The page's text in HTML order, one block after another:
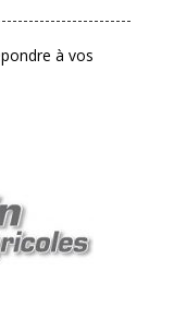
à vos